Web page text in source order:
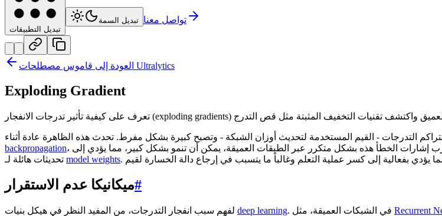
تبديل التطبيقات
تبديل السمة تواصل معنا
العودة إلى قاموس مصطلحات Ultralytics
Exploding Gradient
التدرجات - القيم المستخدمة لتحديث أوزان الشبكة - وتصبح كبيرة بشكل مفرط. تحدث هذه الظاهرة عادة أثناء
backpropagation، وهي العملية التي تحسب فيها الشبكة الخطأ وتعدل نفسها لتحسين الدقة. عندما يتم ضرب إشارات الخطأ هذه بشكل متكرر عبر الطبقات العميقة، يمكن أن تنمو بشكل كبير، مما يؤدي إلى
model weights
ميكانيكا عدم الاستقرار#
deep learning Recurrent